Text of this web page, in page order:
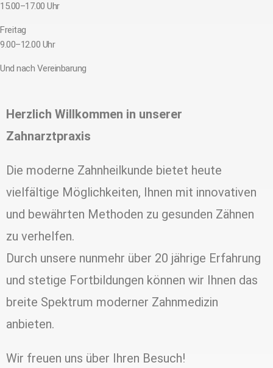
15.00–17.00 Uhr
Freitag
9.00–12.00 Uhr
Und nach Vereinbarung
Herzlich Willkommen in unserer
Zahnarztpraxis
Die moderne Zahnheilkunde bietet heute
vielfältige Möglichkeiten, Ihnen mit innovativen
und bewährten Methoden zu gesunden Zähnen
zu verhelfen.
Durch unsere nunmehr über 20 jährige Erfahrung
und stetige Fortbildungen können wir Ihnen das
breite Spektrum moderner Zahnmedizin
anbieten.
Wir freuen uns über Ihren Besuch!